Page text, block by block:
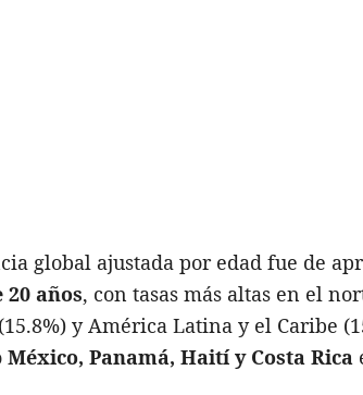
global ajustada por edad fue de
años, con tasas más altas en el
y América Latina y el Caribe
México, Panamá, Haití y Costa Rica